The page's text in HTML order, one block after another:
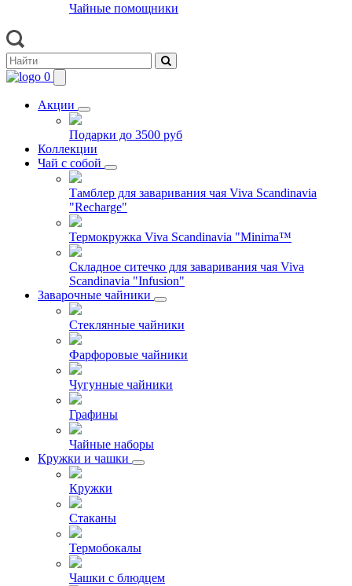
Чайные помощники
0
Акции
Подарки до 3500 руб
Коллекции
Чай с собой
Тамблер для заваривания чая Viva Scandinavia
"Recharge"
Термокружка Viva Scandinavia "Minima™
Складное ситечко для заваривания чая Viva
Scandinavia "Infusion"
Заварочные чайники
Стеклянные чайники
Фарфоровые чайники
Чугунные чайники
Графины
Чайные наборы
Кружки и чашки
Кружки
Стаканы
Термобокалы
Чашки с блюдцем